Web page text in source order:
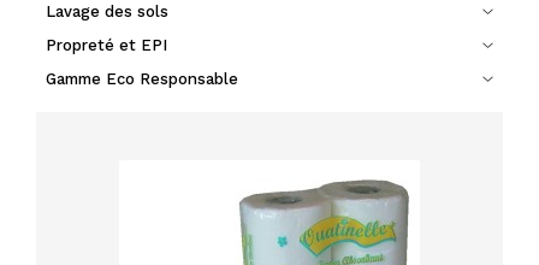
Lavage des sols
Propreté et EPI
Gamme Eco Responsable